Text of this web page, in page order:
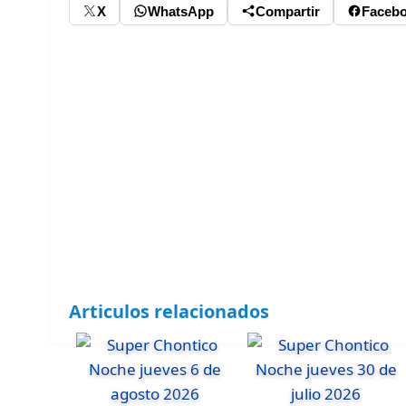
X WhatsApp Compartir
Articulos relacionados